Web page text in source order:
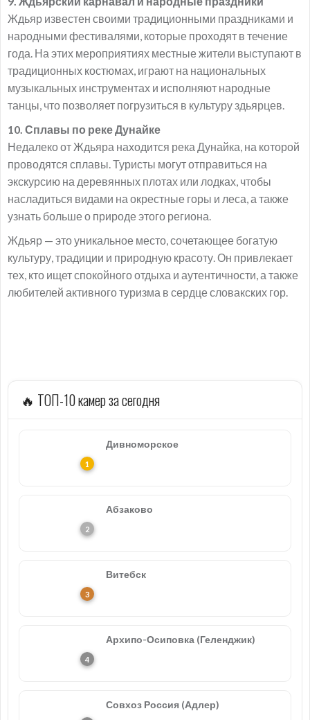
Ждьяр известен своими традиционными праздниками и
народными фестивалями, которые проходят в течение
года. На этих мероприятиях местные жители выступают в
традиционных костюмах, играют на национальных
музыкальных инструментах и исполняют народные
танцы, что позволяет погрузиться в культуру здьярцев.
10. Сплавы по реке Дунайке
Недалеко от Ждьяра находится река Дунайка, на которой
проводятся сплавы. Туристы могут отправиться на
экскурсию на деревянных плотах или лодках, чтобы
насладиться видами на окрестные горы и леса, а также
узнать больше о природе этого региона.
Ждьяр — это уникальное место, сочетающее богатую
культуру, традиции и природную красоту. Он привлекает
тех, кто ищет спокойного отдыха и аутентичности, а также
любителей активного туризма в сердце словакских гор.
🔥 ТОП-10 камер за сегодня
Дивноморское
Абзаково
Витебск
Архипо-Осиповка (Геленджик)
Совхоз Россия (Адлер)